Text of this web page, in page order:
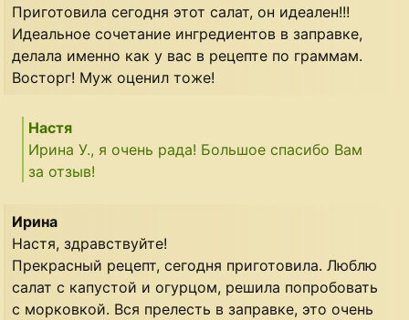
Приготовила сегодня этот салат, он идеален!!!
Идеальное сочетание ингредиентов в заправке,
делала именно как у вас в рецепте по граммам.
Восторг! Муж оценил тоже!
Настя
Ирина У., я очень рада! Большое спасибо Вам
за отзыв!
Ирина
Настя, здравствуйте!
Прекрасный рецепт, сегодня приготовила. Люблю
салат с капустой и огурцом, решила попробовать
с морковкой. Вся прелесть в заправке, это очень